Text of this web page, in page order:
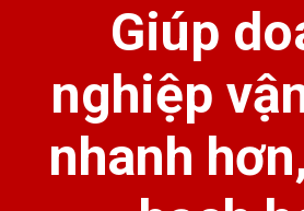
Giúp
nghiệp
nhanh